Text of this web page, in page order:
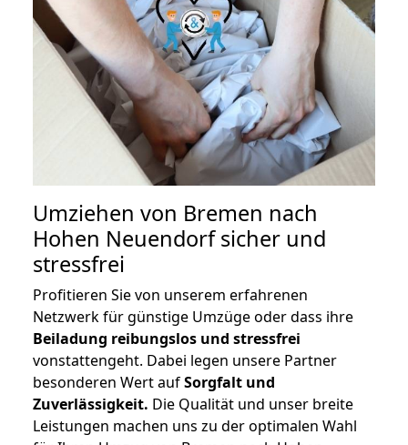
Umziehen von Bremen nach
Hohen Neuendorfsicher und
stressfrei
Profitieren Sie von unserem erfahrenen
Netzwerk für günstige Umzüge oder dass ihre
Beiladung reibungslos und stressfrei
vonstattengeht. Dabei legen unsere Partner
besonderen Wert aufSorgfalt und
Zuverlässigkeit. Die Qualität und unser breite
Leistungen machen uns zu der optimalen Wahl